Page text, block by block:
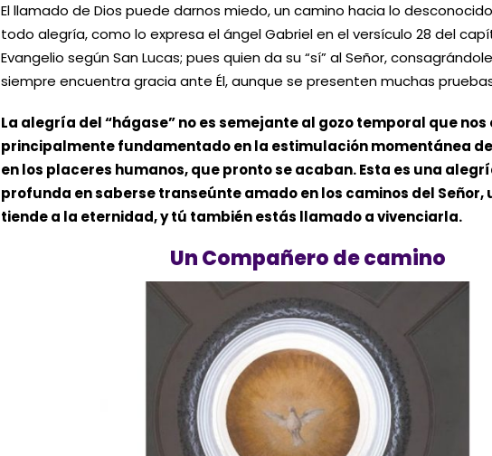
El llamado de Dios puede darnos miedo, un camino hacia lo
todo alegría, como lo expresa el ángel Gabriel en el versículo 28 del
Evangelio según San Lucas; pues quien da su “sí” al Señor,
siempre encuentra gracia ante Él, aunque se presenten muchas
La alegría del “hágase” no es semejante al gozo temporal que
principalmente fundamentado en la estimulación momentánea
en los placeres humanos, que pronto se acaban. Esta es una
profunda en saberse transeúnte amado en los caminos del
tiende a la eternidad, y tú también estás llamado a vivenciarla.
Un Compañero de camino